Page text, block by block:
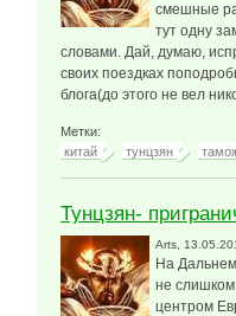
смешные
тут одну
словами. Дай, думаю,
своих поездках
блога(до этого не вел
Метки:
китай
тунцзян
Тунцзян-
Arts ,
На
не
центром